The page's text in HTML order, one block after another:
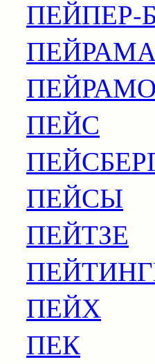
ПЕЙПЕР-
ПЕЙС
ПЕЙСЫ
ПЕЙТЗЕ
ПЕЙХ
ПЕК